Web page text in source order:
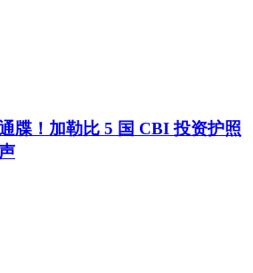
牒！加勒比 5 国 CBI 投资护照